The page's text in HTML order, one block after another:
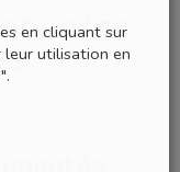
en cliquant sur
utilisation en